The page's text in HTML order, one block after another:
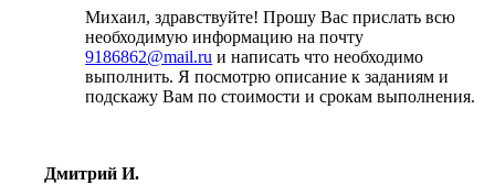
Михаил, здравствуйте! Прошу Вас прислать всю
необходимую информацию на почту
9186862@mail.ru и написать что необходимо
выполнить. Я посмотрю описание к заданиям и
подскажу Вам по стоимости и срокам выполнения.
Дмитрий И.